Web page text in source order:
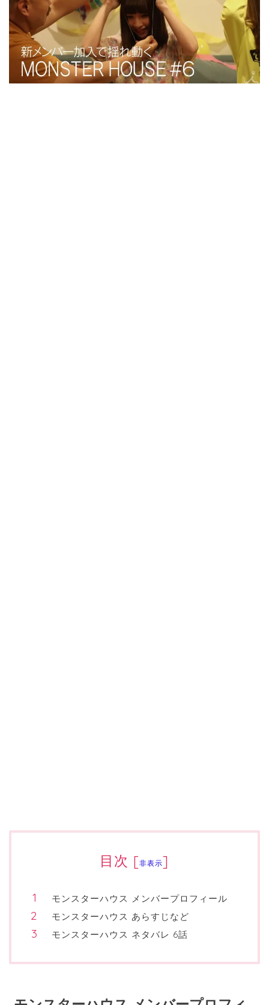
目次 [非表示]
モンスターハウス メンバープロフィール
モンスターハウス あらすじなど
モンスターハウス ネタバレ 6話